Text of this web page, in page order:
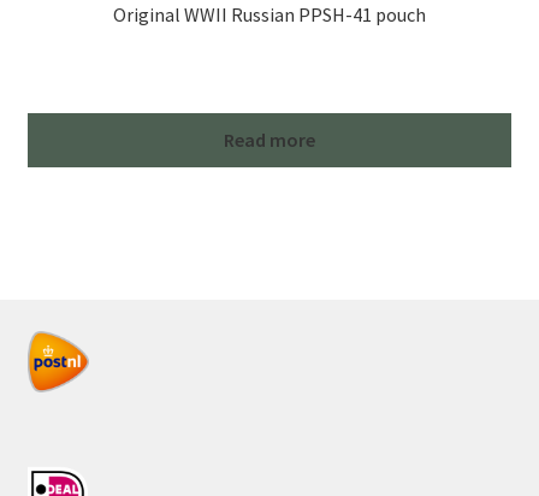
Original WWII Russian PPSH-41 pouch
Read more